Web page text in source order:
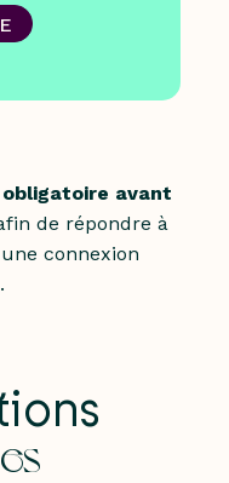
avant
de répondre à
connexion